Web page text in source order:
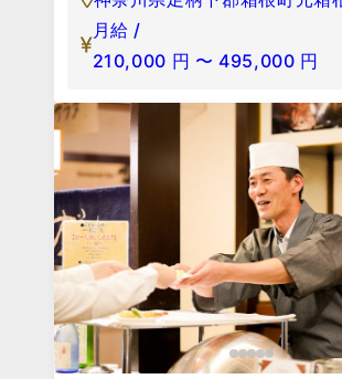
月給 /
210,000 円 〜 495,000 円